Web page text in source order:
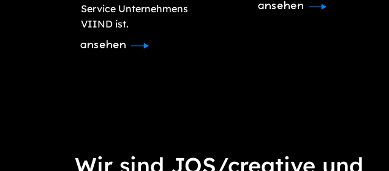
Service Unternehmens
VIIND ist.
ansehen
ansehen
Wir sind JOS/creative und